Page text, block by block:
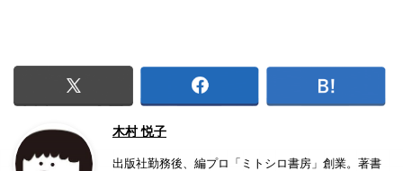
木村 悦子
出版社勤務後、編プロ「ミトシロ書房」創業。著書